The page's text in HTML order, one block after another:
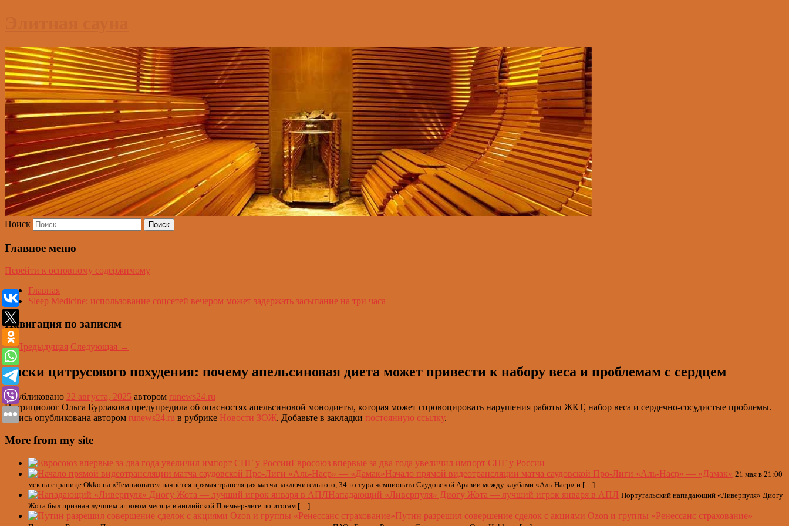
Поиск
Главное меню
Перейти к основному содержимому
Главная
Sleep Medicine: использование соцсетей вечером может задержать засыпание на три часа
Навигация по записям
←Предыдущая Следующая →
Риски цитрусового похудения: почему апельсиновая диета может привести к набору веса и проблемам с сердцем
Опубликовано 22 августа, 2025 автором runews24.ru
Нутрициолог Ольга Бурлакова предупредила об опасностях апельсиновой монодиеты, которая может спровоцировать нарушения работы ЖКТ, набор веса и сердечно-сосудистые проблемы.
Запись опубликована автором runews24.ru в рубрике Новости ЗОЖ. Добавьте в закладки постоянную ссылку.
More from my site
Евросоюз впервые за два года увеличил импорт СПГ у России
Начало прямой видеотрансляции матча саудовской Про-Лиги «Аль-Наср» — «Дамак» 21 мая в 21:00
мск на странице Okko на «Чемпионате» начнётся прямая трансляция матча заключительного, 34-го тура чемпионата Саудовской Аравии между клубами «Аль-Наср» и […]
Нападающий «Ливерпуля» Диогу Жота — лучший игрок января в АПЛ Португальский нападающий «Ливерпуля» Диогу
Жота был признан лучшим игроком месяца в английской Премьер-лиге по итогам […]
Путин разрешил совершение сделок с акциями Ozon и группы «Ренессанс страхование»